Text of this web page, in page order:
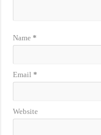
Name*
Email*
Website